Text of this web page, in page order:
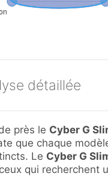
détaillée
près le Cyber G
que chaque
Le Cyber G
qui recherchent